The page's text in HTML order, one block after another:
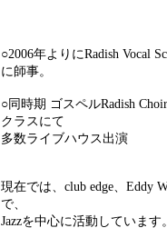
○2006年よりにRadish Vocal
に師事。
○同時期 ゴスペルRadish
クラスにて
多数ライブハウス出演
現在では、club edge、Eddy
で、
Jazzを中心に活動しています